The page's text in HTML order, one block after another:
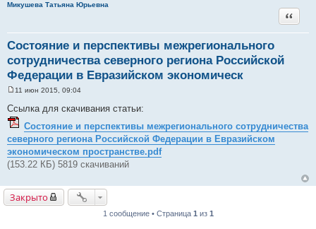
Микушева Татьяна Юрьевна
Состояние и перспективы межрегионального
сотрудничества северного региона Российской
Федерации в Евразийском экономическ
Цитата
о
б
щ
е
н
и
е
11 июн 2015, 09:04
Ссылка для скачивания статьи:
Состояние и перспективы межрегионального сотрудничества
северного региона Российской Федерации в Евразийском
экономическом пространстве.pdf
(153.22 КБ) 5819 скачиваний
Закрыто
1 сообщение • Страница 1 из 1